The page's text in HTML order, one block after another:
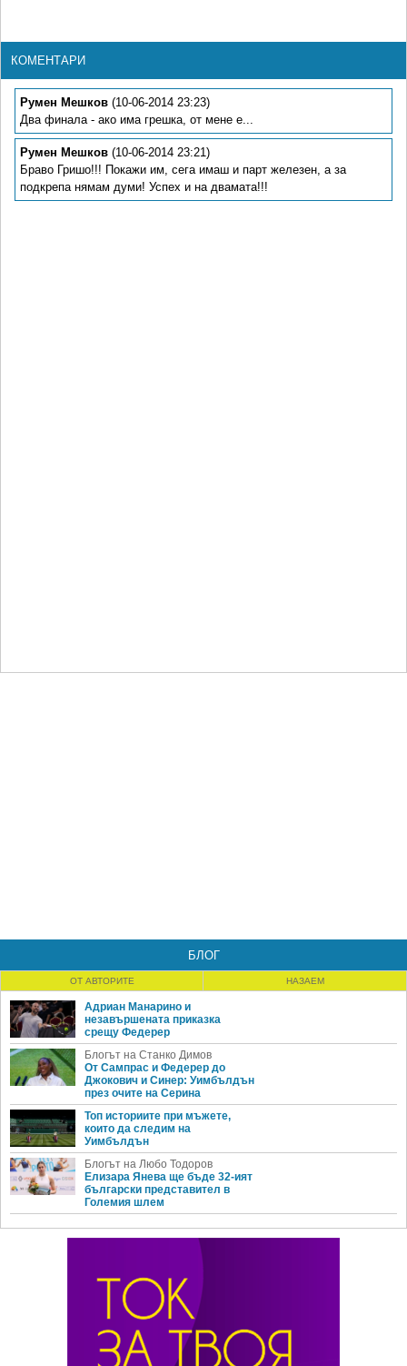
КОМЕНТАРИ
Румен Мешков (10-06-2014 23:23)
Два финала - ако има грешка, от мене е...
Румен Мешков (10-06-2014 23:21)
Браво Гришо!!! Покажи им, сега имаш и парт железен, а за
подкрепа нямам думи! Успех и на двамата!!!
БЛОГ
ОТ АВТОРИТЕ НАЗАЕМ
Адриан Манарино и
незавършената приказка
срещу Федерер
Блогът на Станко Димов
От Сампрас и Федерер до
Джокович и Синер: Уимбълдън
през очите на Серина
Топ историите при мъжете,
които да следим на
Уимбълдън
Блогът на Любо Тодоров
Елизара Янева ще бъде 32-ият
български представител в
Големия шлем